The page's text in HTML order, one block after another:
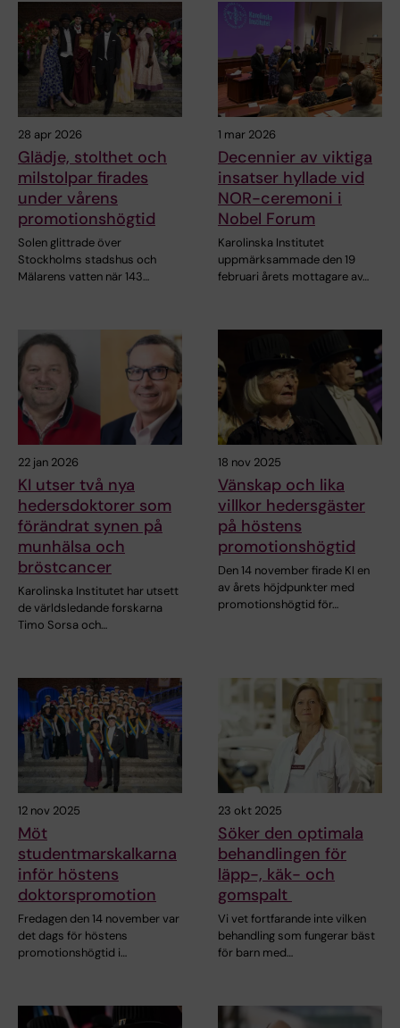
28 apr 2026
Glädje, stolthet och
milstolpar firades
under vårens
promotionshögtid
Solen glittrade över
Stockholms stadshus och
Mälarens vatten när 143…
1 mar 2026
Decennier av viktiga
insatser hyllade vid
NOR-ceremoni i
Nobel Forum
Karolinska Institutet
uppmärksammade den 19
februari årets mottagare av…
22 jan 2026
KI utser två nya
hedersdoktorer som
förändrat synen på
munhälsa och
bröstcancer
Karolinska Institutet har utsett
de världsledande forskarna
Timo Sorsa och…
18 nov 2025
Vänskap och lika
villkor hedersgäster
på höstens
promotionshögtid
Den 14 november firade KI en
av årets höjdpunkter med
promotionshögtid för…
12 nov 2025
Möt
studentmarskalkarna
inför höstens
doktorspromotion
Fredagen den 14 november var
det dags för höstens
promotionshögtid i…
23 okt 2025
Söker den optimala
behandlingen för
läpp-, käk- och
gomspalt
Vi vet fortfarande inte vilken
behandling som fungerar bäst
för barn med…